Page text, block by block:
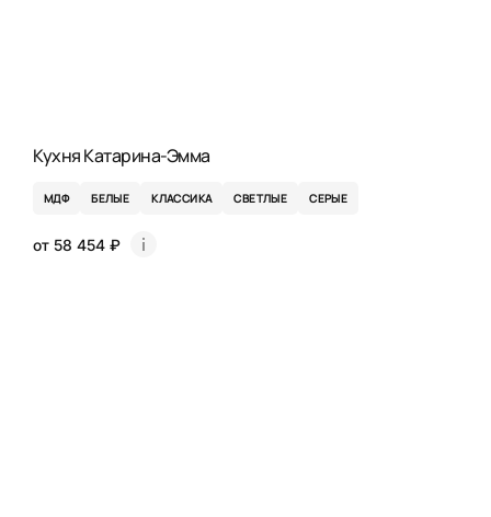
Кухня Катарина-Эмма
МДФ БЕЛЫЕ КЛАССИКА СВЕТЛЫЕ СЕРЫЕ
от 58 454 ₽